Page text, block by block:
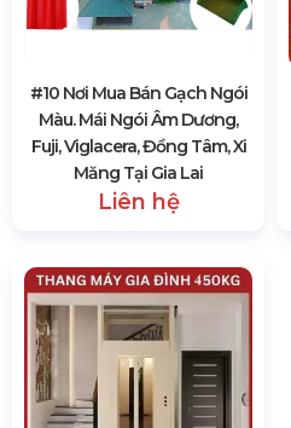
#10 Nơi Mua Bán Gạch Ngói
Màu. Mái Ngói Âm Dương,
Fuji, Viglacera, Đồng Tâm, Xi
Măng Tại Gia Lai
Liên hệ